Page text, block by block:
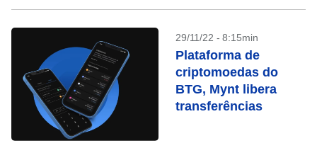
29/11/22 - 8:15min
Plataforma de
criptomoedas do
BTG, Mynt libera
transferências